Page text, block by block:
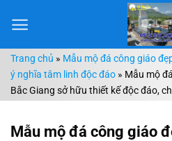
đến
dungTrang chủ » Mẫu mộ đá công giáo
ý nghĩa tâm linh độc đáo » Mẫu mộ
Bắc Giang sở hữu thiết kế độc đáo,
Mẫu mộ đá công giáo